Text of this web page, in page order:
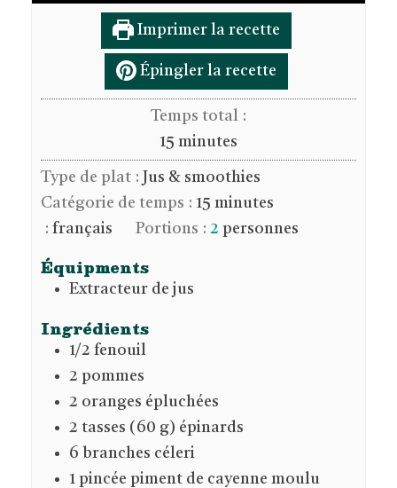
Imprimer la recette
Épingler la recette
Temps total :
15 minutes
minutes
Type de plat :
Jus & smoothies
Catégorie de temps : 15 minutes
: français Portions : 2 personnes
Équipments
Extracteur de jus
Ingrédients
1/2 fenouil
2 pommes
2 oranges épluchées
2 tasses (60 g) épinards
6 branches céleri
1 pincée piment de cayenne moulu